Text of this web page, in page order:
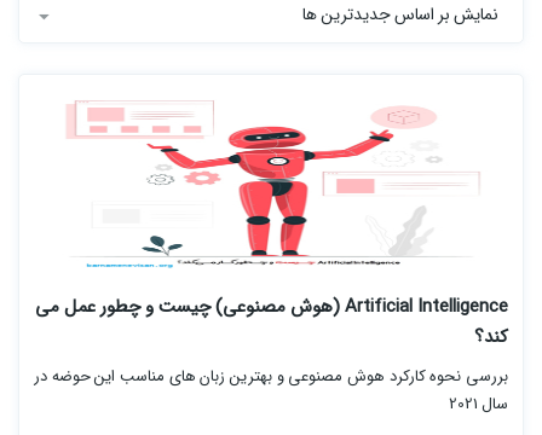
نمایش بر اساس جدیدترین ها
Artificial Intelligence (هوش مصنوعی) چیست و چطور عمل می
کند؟
بررسی نحوه کارکرد هوش مصنوعی و بهترین زبان های مناسب این حوضه در
سال 2021